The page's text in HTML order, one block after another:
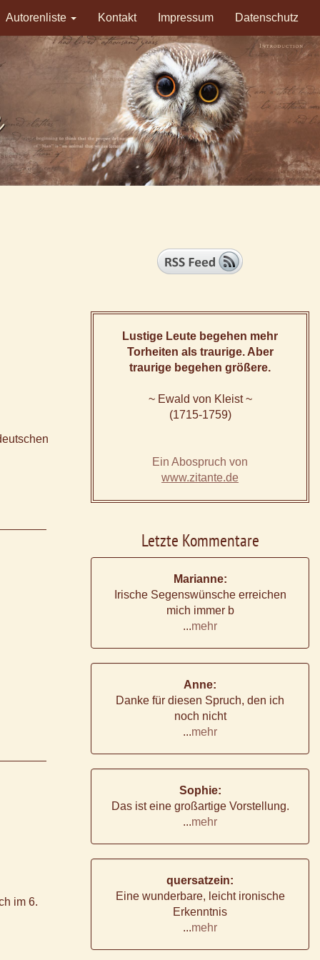
Autorenliste Kontakt Impressum Datenschutz
im 6.
Lustige Leute begehen mehr
Torheiten als traurige. Aber
traurige begehen größere.
~ Ewald von Kleist ~
(1715-1759)
Ein Abospruch von
www.zitante.de
Letzte Kommentare
Marianne:
Irische Segenswünsche erreichen
mich immer b
...mehr
Anne:
Danke für diesen Spruch, den ich
noch nicht
...mehr
Sophie:
Das ist eine großartige Vorstellung.
...mehr
quersatzein:
Eine wunderbare, leicht ironische
Erkenntnis
...mehr